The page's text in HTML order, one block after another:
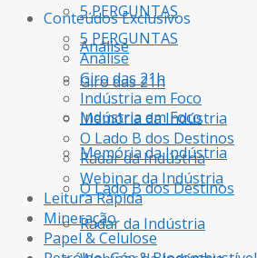
5 PERGUNTAS
Análise
Giro das 21h
Indústria em Foco
Memória da Indústria
O Lado B dos Destinos
Radar da Indústria
Conteúdos Exclusivos
5 PERGUNTAS
Análise
Giro das 21h
Indústria em Foco
Memória da Indústria
O Lado B dos Destinos
Radar da Indústria
Webinar da Indústria
Leitura Rápida
Mineração
Papel & Celulose